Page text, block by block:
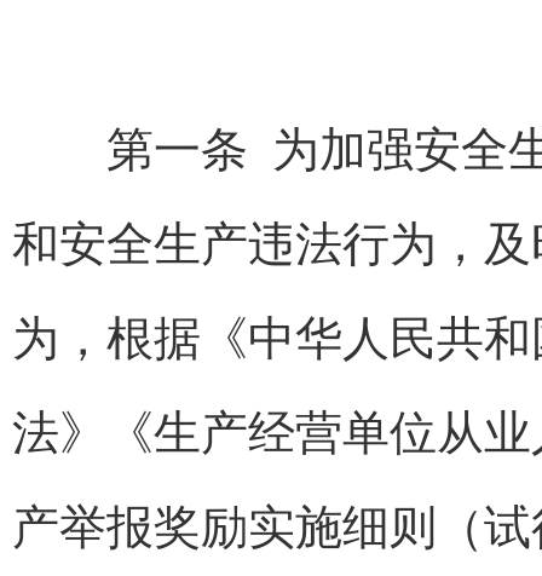
第一条 为加强安全
和安全生产违法行为，
为，根据《中华人民共
法》《生产经营单位从
产举报奖励实施细则（